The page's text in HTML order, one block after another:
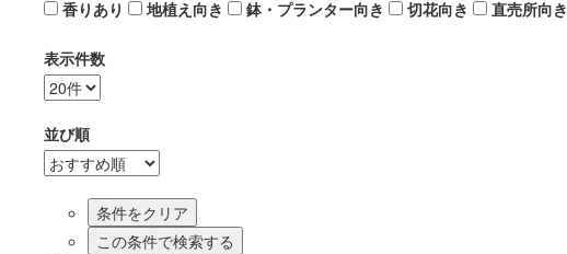
香りあり
地植え向き 鉢・プランター向き 切花向き 直売所向き
表示件数
並び順
この条件で検索する